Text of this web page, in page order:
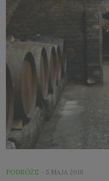
PODRÓŻE 5 MAJA 2018